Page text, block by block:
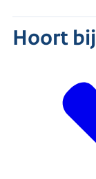
Hoort bij